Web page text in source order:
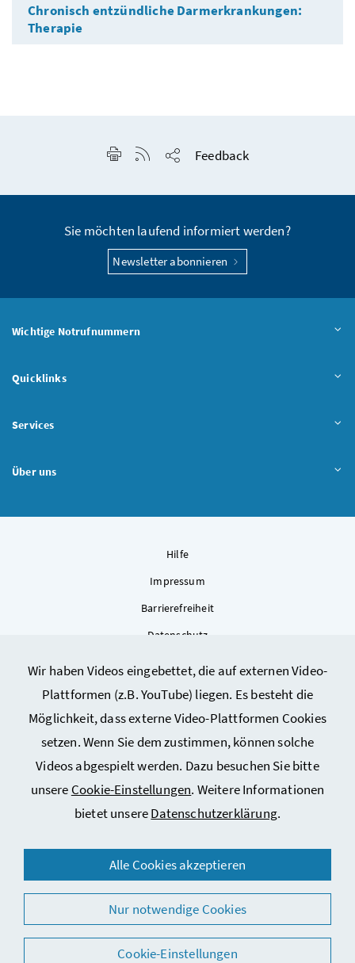
Wir haben Videos eingebettet, die auf externen Video-
Plattformen (z.B. YouTube) liegen. Es besteht die
Möglichkeit, dass externe Video-Plattformen Cookies
setzen. Wenn Sie dem zustimmen, können solche
Videos abgespielt werden. Dazu besuchen Sie bitte
unsere Cookie-Einstellungen. Weitere Informationen
bietet unsereDatenschutzerklärung.
Alle Cookies akzeptieren
Nur notwendige Cookies
Cookie-Einstellungen
Chronisch entzündliche Darmerkrankungen:
Therapie
Seite drucken
RSS-Feed anzeigen
Feedback
Sie möchten laufend informiert werden?
Newsletter abonnieren
Wichtige Notrufnummern
Quicklinks
Services
Über uns
Hilfe
Impressum
Barrierefreiheit
Datenschutz
Sitemap
Cookie-Einstellungen
© 2026 Bundesministerium für Arbeit, Soziales, Gesundheit,
Pflege und Konsumentenschutz